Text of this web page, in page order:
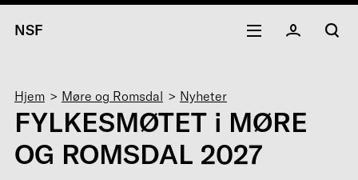
NSF
Navigasjonssti
Hjem Møre og Romsdal Nyheter
FYLKESMØTET i MØRE
OG ROMSDAL 2027